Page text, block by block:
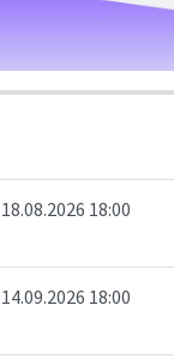
18.08.2026 18:00
14.09.2026 18:00